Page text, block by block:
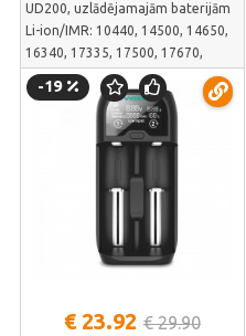
UD200, uzlādējamajām baterijām
Li-ion/IMR: 10440, 14500, 14650,
16340, 17335, 17500, 17670,
18350, 18500,
18650,18700,20700, 21700,
22650, 22700, 26500, 26650; un
Ni-MH/Cd: АААА, ААА, АА, А, SC, C
-19
€ 23.92 € 29.90